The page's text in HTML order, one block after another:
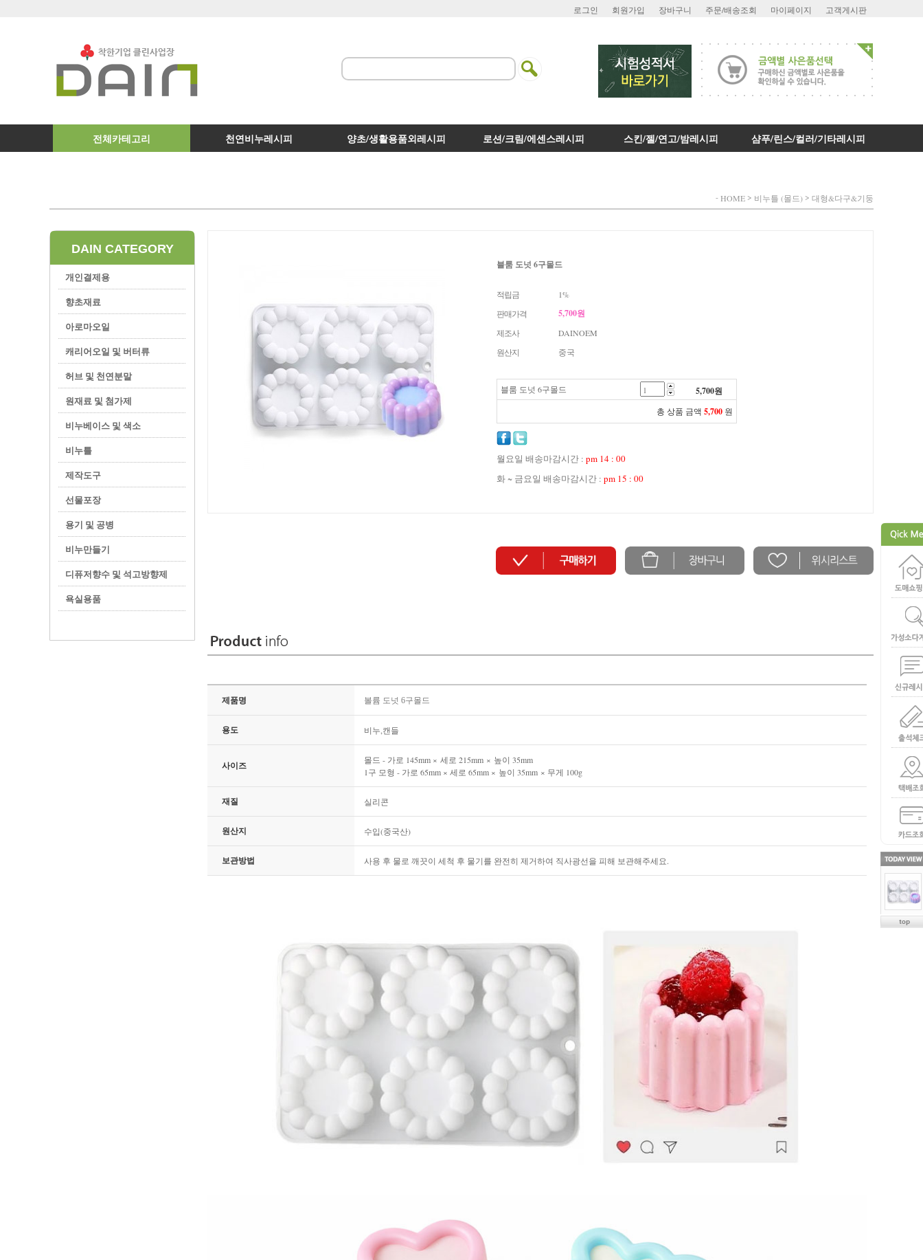
로그인 회원가입 장바구니 주문/배송조회 마이페이지 고객게시판
전체카테고리 천연비누레시피 양초/생활용품외레시피 로션/크림/에센스레시피 스킨/젤/연고/밤레시피 샴푸/린스/컬러/기타레시피
-HOME > 비누틀 (몰드) > 대형&다구&기둥
DAIN CATEGORY
개인결제용
향초재료
아로마오일
캐리어오일 및 버터류
허브 및 천연분말
원재료 및 첨가제
비누베이스 및 색소
비누틀
제작도구
선물포장
용기 및 공병
비누만들기
디퓨저향수 및 석고방향제
욕실용품
블룸 도넛 6구몰드
적립금
1%
판매가격
5,700원
제조사
DAINOEM
원산지
중국
블룸 도넛 6구몰드 5,700원
총 상품 금액 5,700 원
월요일 배송마감시간 : pm 14 : 00
화 ~ 금요일 배송마감시간 : pm 15 : 00
제품명 볼륨 도넛 6구몰드
용도 비누,캔들
사이즈 몰드 - 가로 145mm × 세로 215mm × 높이 35mm
1구 모형 - 가로 65mm × 세로 65mm × 높이 35mm × 무게 100g
재질 실리콘
원산지 수입(중국산)
보관방법 사용 후 물로 깨끗이 세척 후 물기를 완전히 제거하여 직사광선을 피해 보관해주세요.